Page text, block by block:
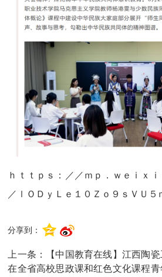
ｈｔｔｐｓ：／／ｍｐ．ｗｅｉｘ
／ｌＯＤｙＬｅ１０Ｚｏ９ｓＶＵ５
分享到：
上一条：
【中国教育在线】江西陶
在全省高校思政课和红色文化课程